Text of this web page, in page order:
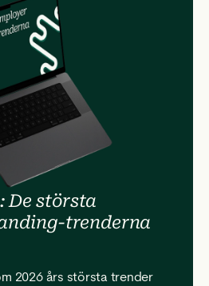
De största
trenderna
2026 års största trender